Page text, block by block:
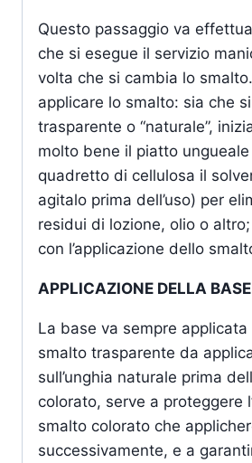
Questo passaggio va
che si esegue il servizio
volta che si cambia lo
applicare lo smalto: sia che
trasparente o “naturale”,
molto bene il piatto
quadretto di cellulosa il
agitalo prima dell’uso) per
residui di lozione, olio o
con l’applicazione dello
APPLICAZIONE DELLA
La base va sempre
smalto trasparente da
sull’unghia naturale prima
colorato, serve a proteggere
smalto colorato che
successivamente, e a